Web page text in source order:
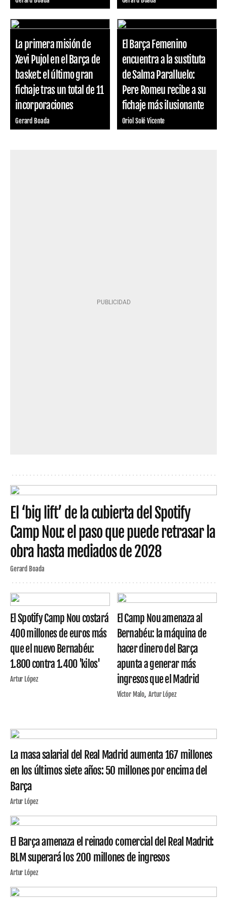
La primera misión de
Xevi Pujol en el Barça de
basket: el último gran
fichaje tras un total de 11
incorporaciones
Gerard Boada
El Barça Femenino
encuentra a la sustituta
de Salma Paralluelo:
Pere Romeu recibe a su
fichaje más ilusionante
Oriol Solé Vicente
El ‘big lift’ de la cubierta del Spotify
Camp Nou: el paso que puede retrasar la
obra hasta mediados de 2028
Gerard Boada
El Spotify Camp Nou costará
400 millones de euros más
que el nuevo Bernabéu:
1.800 contra 1.400 'kilos'
Artur López
El Camp Nou amenaza al
Bernabéu: la máquina de
hacer dinero del Barça
apunta a generar más
ingresos que el Madrid
Víctor Malo Artur López
La masa salarial del Real Madrid aumenta 167 millones
en los últimos siete años: 50 millones por encima del
Barça
Artur López
El Barça amenaza el reinado comercial del Real Madrid:
BLM superará los 200 millones de ingresos
Artur López